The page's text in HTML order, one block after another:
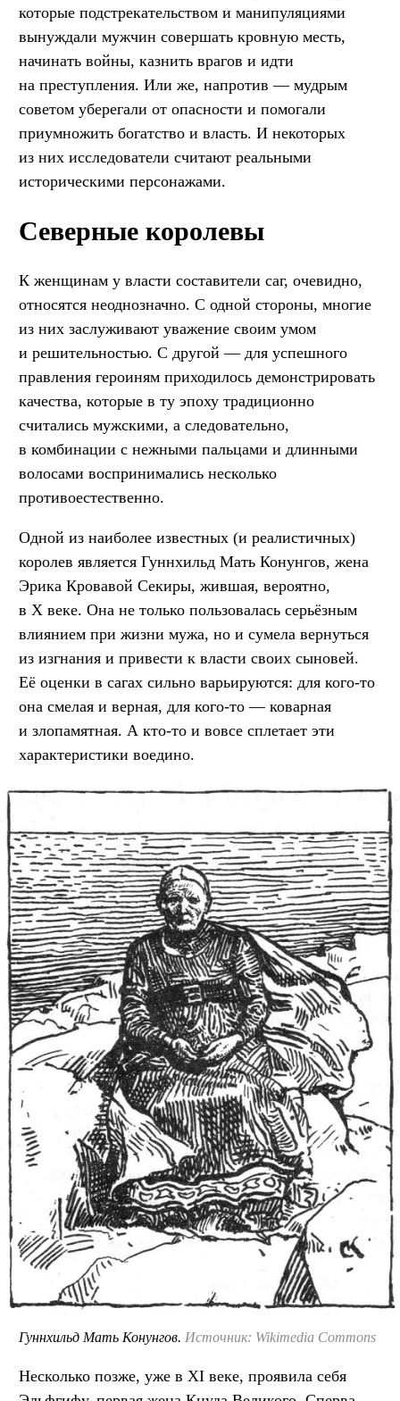
которые подстрекательством и манипуляциями
вынуждали мужчин совершать кровную месть,
начинать войны, казнить врагов и идти
на преступления. Или же, напротив — мудрым
советом уберегали от опасности и помогали
приумножить богатство и власть. И некоторых
из них исследователи считают реальными
историческими персонажами.
Северные королевы
К женщинам у власти составители саг, очевидно,
относятся неоднозначно. С одной стороны, многие
из них заслуживают уважение своим умом
и решительностью. С другой — для успешного
правления героиням приходилось демонстрировать
качества, которые в ту эпоху традиционно
считались мужскими, а следовательно,
в комбинации с нежными пальцами и длинными
волосами воспринимались несколько
противоестественно.
Одной из наиболее известных (и реалистичных)
королев является Гуннхильд Мать Конунгов, жена
Эрика Кровавой Секиры, жившая, вероятно,
в X веке. Она не только пользовалась серьёзным
влиянием при жизни мужа, но и сумела вернуться
из изгнания и привести к власти своих сыновей.
Её оценки в сагах сильно варьируются: для кого-то
она смелая и верная, для кого-то — коварная
и злопамятная. А кто-то и вовсе сплетает эти
характеристики воедино.
Гуннхильд Мать Конунгов. Источник: Wikimedia Commons
Несколько позже, уже в XI веке, проявила себя